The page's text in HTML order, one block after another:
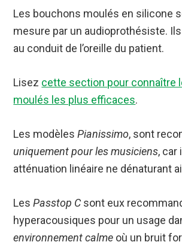
Les bouchons moulés en silicone
mesure par un audioprothésiste.
au conduit de l’oreille du patient.
Lisez cette section pour connaître
moulés les plus efficaces.
Les modèlesPianissimo, sont
uniquement pour les musiciens, car
atténuation linéaire ne dénaturant
LesPasstop C sont eux
hyperacousiques pour un usage
environnement calme où un bruit